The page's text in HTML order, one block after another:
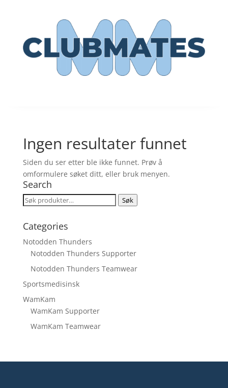
Ingen resultater funnet
Siden du ser etter ble ikke funnet. Prøv å
omformulere søket ditt, eller bruk menyen.
Search
Søk
Søk
Categories
Notodden Thunders
Notodden Thunders Supporter
Notodden Thunders Teamwear
Sportsmedisinsk
WamKam
WamKam Supporter
WamKam Teamwear